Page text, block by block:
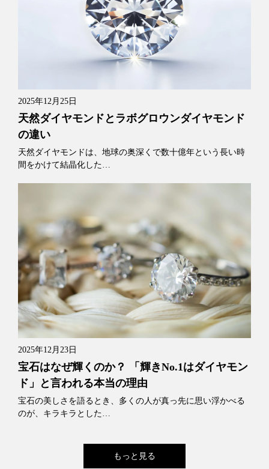
2025年12月25日
天然ダイヤモンドとラボグロウンダイヤモンド
の違い
天然ダイヤモンドは、地球の奥深くで数十億年という長い時
間をかけて結晶化した…
2025年12月23日
宝石はなぜ輝くのか？ 「輝きNo.1はダイヤモン
ド」と言われる本当の理由
宝石の美しさを語るとき、多くの人が真っ先に思い浮かべる
のが、キラキラとした…
もっと見る